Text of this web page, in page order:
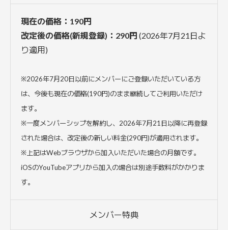
現在の価格：190円
改定後の価格(新規登録)：290円 (2026年7月21日よ
り適用)
※2026年7月20日以前にメンバーにご登録いただいている方
は、今後も現在の価格(190円)のまま継続してご利用いただけ
ます。
※一度メンバーシップを解約し、2026年7月21日以降に再登録
された場合は、改定後の新しい料金(290円)が適用されます。
※上記はWebブラウザから加入いただいた場合の月額です。
iOSのYouTubeアプリから加入の場合は別途手数料がかかりま
す。
メンバー特典